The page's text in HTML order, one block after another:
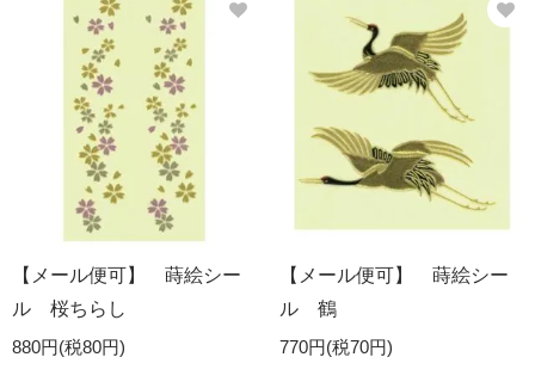
【メール便可】 蒔絵シー
ル 桜ちらし
880円(税80円)
【メール便可】 蒔絵シー
ル 鶴
770円(税70円)